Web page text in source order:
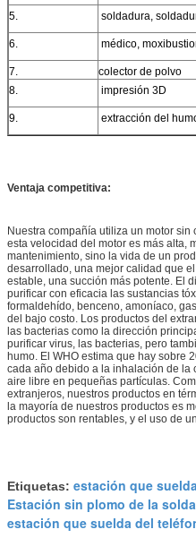
5. soldadura,
6. médico,
7.
colector de polvo
8.
impresión 3D
9. extracción del
Ventaja competitiva:
Nuestra compañía utiliza un motor
esta velocidad del motor es más alta,
mantenimiento, sino la vida de un
desarrollado, una mejor calidad que
estable, una succión más potente. El
purificar con eficacia las sustancias
formaldehído, benceno, amoníaco,
del bajo costo. Los productos del
las bacterias como la dirección
purificar virus, las bacterias, pero
humo. El WHO estima que hay sobre
cada año debido a la inhalación de la
aire libre en pequeñas partículas.
extranjeros, nuestros productos en
la mayoría de nuestros productos es
productos son rentables, y el uso de
Etiquetas: estación que
Estación sin plomo de la
estación que suelda del